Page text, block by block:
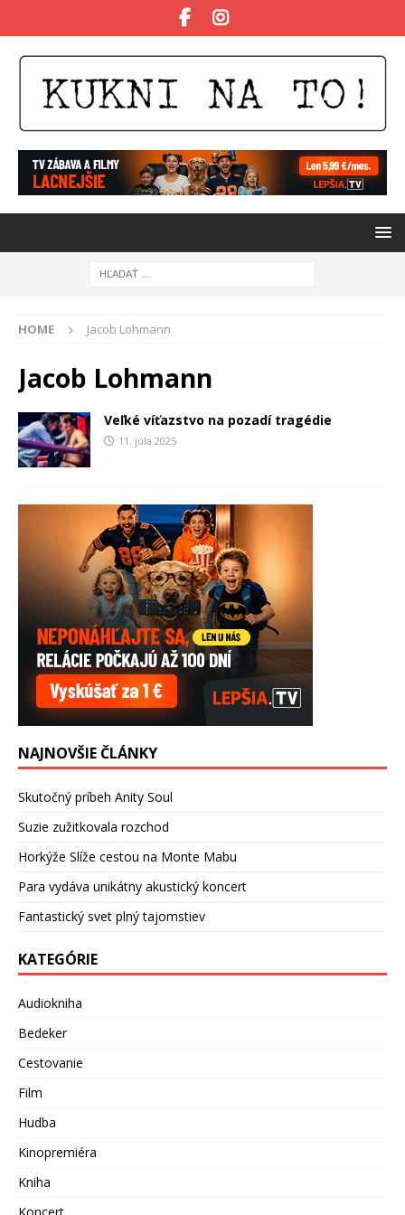
HOME Jacob Lohmann
Jacob Lohmann
Veľké víťazstvo na pozadí tragédie
11. júla 2025
NAJNOVŠIE ČLÁNKY
Skutočný príbeh Anity Soul
Suzie zužitkovala rozchod
Horkýže Slíže cestou na Monte Mabu
Para vydáva unikátny akustický koncert
Fantastický svet plný tajomstiev
KATEGÓRIE
Audiokniha
Bedeker
Cestovanie
Film
Hudba
Kinopremiéra
Kniha
Koncert